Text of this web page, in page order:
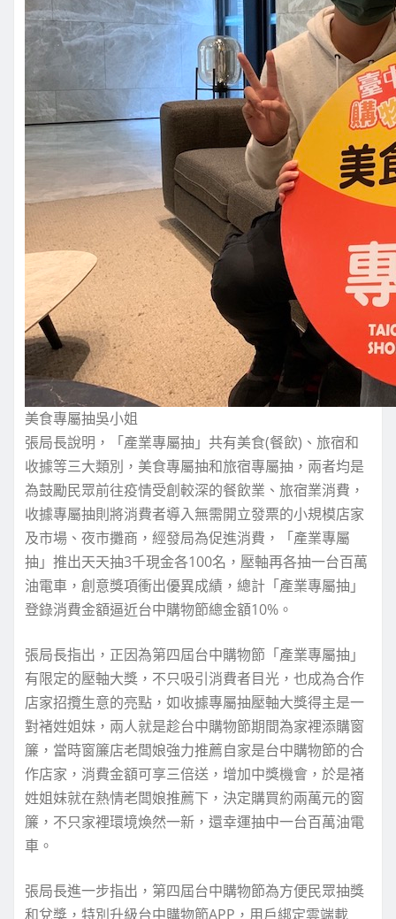
美食專屬抽吳小姐
張局長說明，「產業專屬抽」共有美食(餐飲)、旅宿和
收據等三大類別，美食專屬抽和旅宿專屬抽，兩者均是
為鼓勵民眾前往疫情受創較深的餐飲業、旅宿業消費，
收據專屬抽則將消費者導入無需開立發票的小規模店家
及市場、夜市攤商，經發局為促進消費，「產業專屬
抽」推出天天抽3千現金各100名，壓軸再各抽一台百萬
油電車，創意獎項衝出優異成績，總計「產業專屬抽」
登錄消費金額逼近台中購物節總金額10%。
張局長指出，正因為第四屆台中購物節「產業專屬抽」
有限定的壓軸大獎，不只吸引消費者目光，也成為合作
店家招攬生意的亮點，如收據專屬抽壓軸大獎得主是一
對褚姓姐妹，兩人就是趁台中購物節期間為家裡添購窗
簾，當時窗簾店老闆娘強力推薦自家是台中購物節的合
作店家，消費金額可享三倍送，增加中獎機會，於是褚
姓姐妹就在熱情老闆娘推薦下，決定購買約兩萬元的窗
簾，不只家裡環境煥然一新，還幸運抽中一台百萬油電
車。
張局長進一步指出，第四屆台中購物節為方便民眾抽獎
和兌獎，特別升級台中購物節APP，用戶綁定雲端載